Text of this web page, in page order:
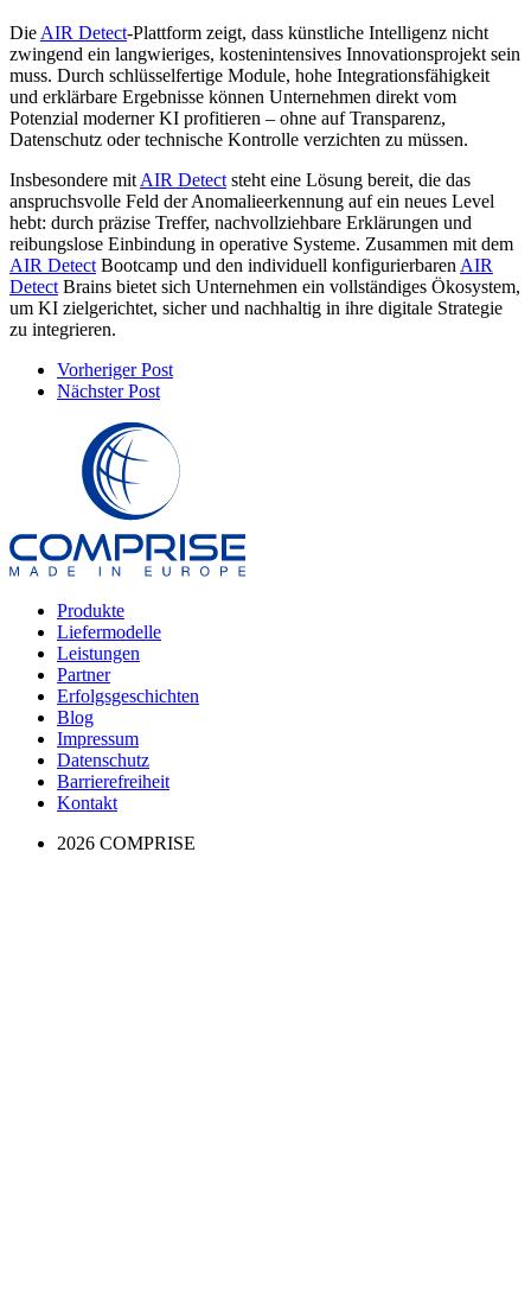
Die AIR Detect-Plattform zeigt, dass künstliche Intelligenz nicht
zwingend ein langwieriges, kostenintensives Innovationsprojekt sein
muss. Durch schlüsselfertige Module, hohe Integrationsfähigkeit
und erklärbare Ergebnisse können Unternehmen direkt vom
Potenzial moderner KI profitieren – ohne auf Transparenz,
Datenschutz oder technische Kontrolle verzichten zu müssen.
Insbesondere mit AIR Detect steht eine Lösung bereit, die das
anspruchsvolle Feld der Anomalieerkennung auf ein neues Level
hebt: durch präzise Treffer, nachvollziehbare Erklärungen und
reibungslose Einbindung in operative Systeme. Zusammen mit dem
AIR Detect Bootcamp und den individuell konfigurierbaren AIR
Detect Brains bietet sich Unternehmen ein vollständiges Ökosystem,
um KI zielgerichtet, sicher und nachhaltig in ihre digitale Strategie
zu integrieren.
Vorheriger Post
Nächster Post
Produkte
Liefermodelle
Leistungen
Partner
Erfolgs­geschichten
Blog
Impressum
Datenschutz
Barrierefreiheit
Kontakt
2026 COMPRISE